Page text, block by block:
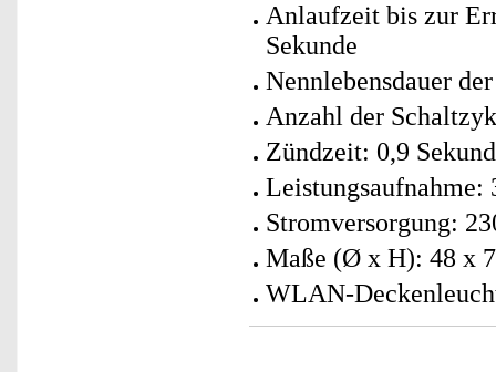
Anlaufzeit bis zur
Sekunde
Nennlebensdauer
Anzahl der
Zündzeit: 0,9
Leistungsaufnahme:
Stromversorgung:
Maße (Ø x H): 48 x
WLAN-